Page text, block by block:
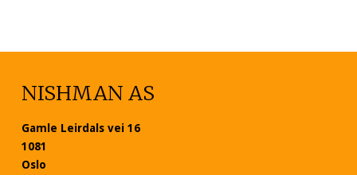
NISHMAN AS
Gamle Leirdals vei 16
1081
Oslo